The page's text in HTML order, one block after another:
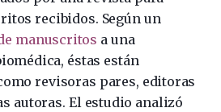
recibidos. Según un
manuscritos a una
éstas están
revisoras pares, editoras
autoras. El estudio analizó